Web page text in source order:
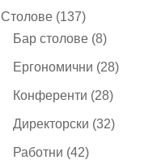
Столове 137137
продукта
Бар столове 88
продукта
Ергономични 2828
Конференти 2828
продукта
Директорски 3232
Работни 4242